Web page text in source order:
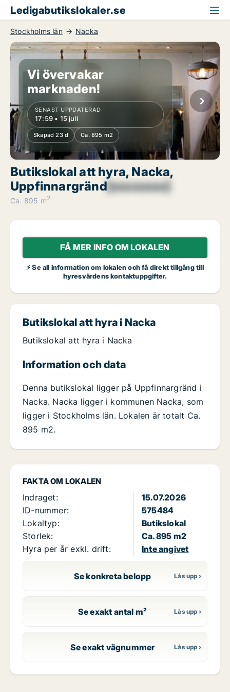
Ledigabutikslokaler.se
Stockholms län Nacka
Vi övervakar
marknaden!
SENAST UPPDATERAD
17:59 • 15 juli
Skapad 23 d Ca. 895 m2
Butikslokal att hyra, Nacka,
Uppfinnargränd[xxxxxxxx]
Ca. 895 m2
FÅ MER INFO OM LOKALEN
⚡ Se all information om lokalen och få direkt tillgång till
hyresvärdens kontaktuppgifter.
FAKTA OM LOKALEN
Indraget:
15.07.2026
ID-nummer:
575484
Lokaltyp:
Butikslokal
Storlek:
Ca. 895 m2
Hyra per år exkl. drift:
Inte angivet
Se konkreta belopp
Se exakt antal m²
Se exakt vägnummer
Butikslokal att hyra i Nacka
Butikslokal att hyra i Nacka
Information och data
Denna butikslokal ligger på Uppfinnargränd i
Nacka. Nacka ligger i kommunen Nacka, som
ligger i Stockholms län. Lokalen är totalt Ca.
895 m2.